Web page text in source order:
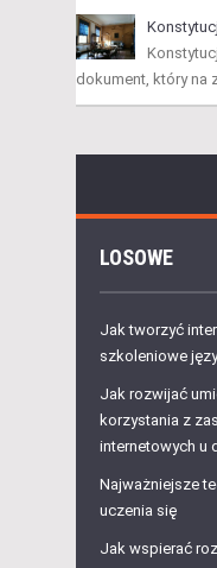
dokument, który na
LOSOWE
Jak tworzyć
szkoleniowe
Jak rozwijać
korzystania z
internetowych u
Najważniejsze
uczenia się
Jak wspierać